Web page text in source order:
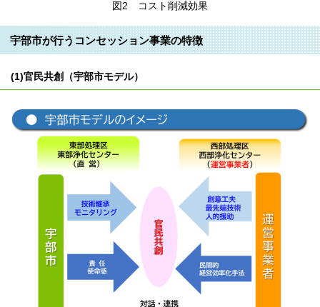
図2 コスト削減効果
宇部市が行うコンセッション事業の特徴
(1)官民共創（宇部市モデル）